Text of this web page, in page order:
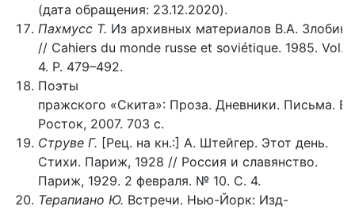
(дата обращения: 23.12.2020).
Пахмусс Т. Из архивных материалов В.А.
// Cahiers du monde russe et soviétique. 1985. Vol.
4. P. 479–492.
Поэты
пражского «Скита»: Проза. Дневники. Письма.
Росток, 2007. 703 с.
Струве Г. [Рец. на кн.:] А. Штейгер. Этот день.
Стихи. Париж, 1928 // Россия и славянство.
Париж, 1929. 2 февраля. № 10. С. 4.
Терапиано Ю. Встречи. Нью-Йорк: Изд-